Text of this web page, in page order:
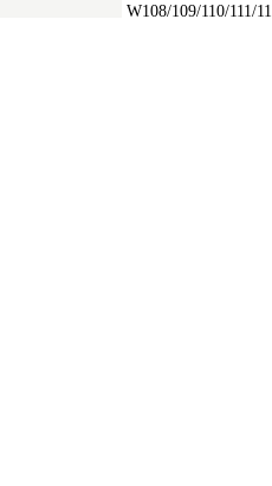
W108/109/110/111/